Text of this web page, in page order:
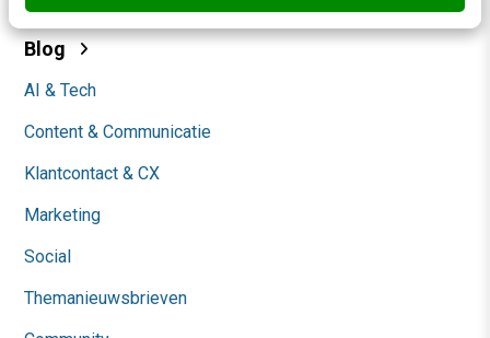
Blog
AI & Tech
Content & Communicatie
Klantcontact & CX
Marketing
Social
Themanieuwsbrieven